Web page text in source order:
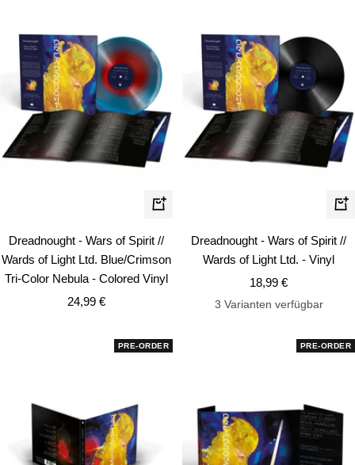
In
Warenkorb
Dreadnought - Wars of Spirit //
Wards of Light Ltd. Blue/Crimson
Tri-Color Nebula - Colored Vinyl
Angebotspreis
24,99 €
In
Dreadnought - Wars of Spirit //
Wards of Light Ltd. - Vinyl
Angebotspreis
18,99 €
3 Varianten verfügbar
PRE-ORDER PRE-ORDER